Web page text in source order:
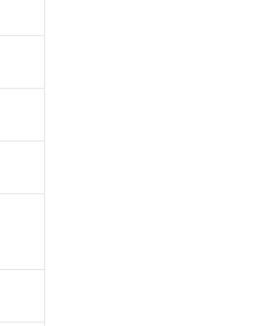
」をご確認ください。
洩または開示しないようお願いしま
は、I-Webメンバーズにご登録され
いて、当社および当社の共同利用者
な範囲で利用することをご了承くだ
。
有を証明するものではありません。
ます。
に深刻な影響を及ぼさない年数を意
の内容を当該第三者に通知します。
おそれがある場合は、取り引きをい
たはお客様担当のオムロン制御